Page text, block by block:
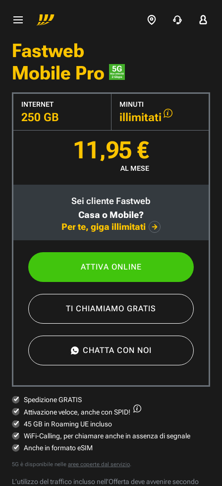
Fastweb
Mobile Pro
INTERNET
250 GB
MINUTI
illimitati
11,95 €
AL MESE
Sei cliente Fastweb
Casa o Mobile?
Per te, giga illimitati
ATTIVA ONLINE
TI CHIAMIAMO GRATIS
CHATTA CON NOI
Spedizione GRATIS
Attivazione veloce, anche con SPID!
45 GB in Roaming UE incluso
WiFi-Calling, per chiamare anche in assenza di segnale
Anche in formato eSIM
5G è disponibile nelle aree coperte dal servizio.
L’utilizzo del traffico incluso nell’Offerta deve avvenire secondo